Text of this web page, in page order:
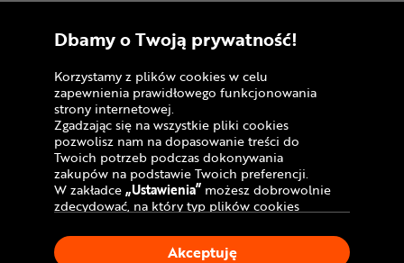
Copyright © 2005 - 2026
Polityka prywatności i zasady korzystania z
serwisu
Informacja o plikach cookies
Mapa witryny
Dbamy o Twoją prywatność!
Korzystamy z plików cookies w celu
zapewnienia prawidłowego funkcjonowania
strony internetowej.
Zgadzając się na wszystkie pliki cookies
pozwolisz nam na dopasowanie treści do
Twoich potrzeb podczas dokonywania
zakupów na podstawie Twoich preferencji.
W zakładce„Ustawienia” możesz dobrowolnie
zdecydować, na który typ plików cookies
Klikając„Akceptuję”, wyrażasz zgodę na
stosowanie ciasteczek zgodnie z ustawieniami
Akceptuję